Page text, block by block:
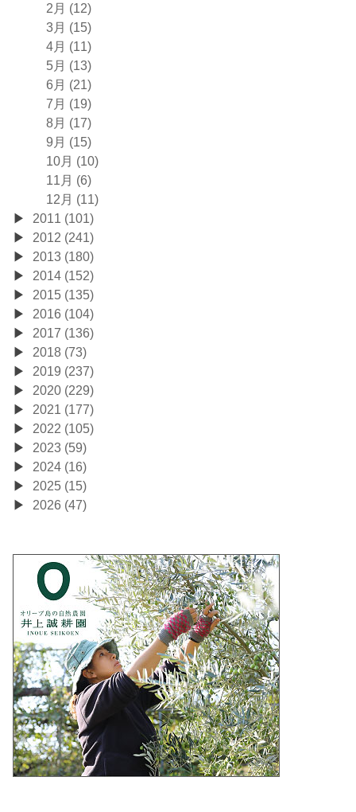
2月 (12)
3月 (15)
4月 (11)
5月 (13)
6月 (21)
7月 (19)
8月 (17)
9月 (15)
10月 (10)
11月 (6)
12月 (11)
2011 (101)
2012 (241)
2013 (180)
2014 (152)
2015 (135)
2016 (104)
2017 (136)
2018 (73)
2019 (237)
2020 (229)
2021 (177)
2022 (105)
2023 (59)
2024 (16)
2025 (15)
2026 (47)